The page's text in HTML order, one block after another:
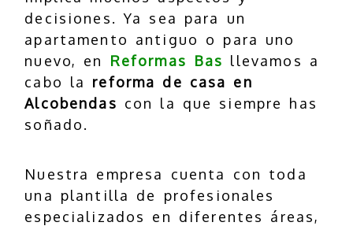
decisiones. Ya sea para un
apartamento antiguo o para uno
nuevo, en Reformas Bas llevamos a
cabo la reforma de casa en
Alcobendas con la que siempre has
soñado.
Nuestra empresa cuenta con toda
una plantilla de profesionales
especializados en diferentes áreas,